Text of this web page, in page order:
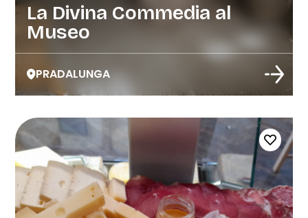
La Divina Commedia al
Museo
PRADALUNGA